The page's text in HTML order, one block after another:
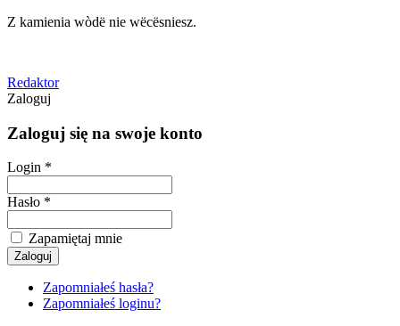
Z kamienia wòdë nie wëcësniesz.
Redaktor
Zaloguj
Zaloguj się na swoje konto
Login *
Hasło *
Zapamiętaj mnie
Zapomniałeś hasła?
Zapomniałeś loginu?